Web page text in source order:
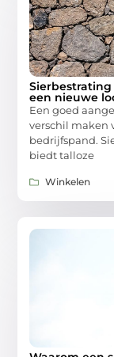
een nieuwe
Een goed
verschil maken
bedrijfspand.
biedt talloze
Winkelen